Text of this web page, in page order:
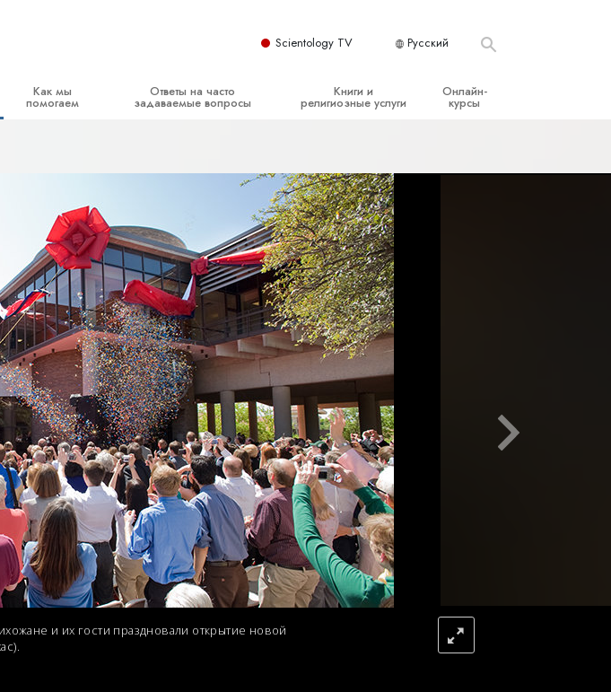
Scientology TV Русский
духовный лидер
Как мы
помогаем
Криминон
Нарконон
Правда о наркотиках
Объединяйтесь за права человека
Гражданская комиссия по правам
человека
Cаентологические добровольные
cвященники
Ответы на часто
задаваемые вопросы
Саентология: её организация
Книги и
религиозные услуги
Аудиокниги
Вводные лекции
Вводные фильмы
Начальные религиозные услуги
Онлайн-
курсы
Динамики существования
Компоненты понимания
Как противостоять опасному
окружению
Помощь при болезнях и травмах
Целостность и честность
Супружество
Шкала эмоциональных тонов
Решение проблемы наркотиков
Дети
Инструменты для использования
в работе
Этика и состояния
Причина подавления
Расследования
и их гости праздновали открытие новой